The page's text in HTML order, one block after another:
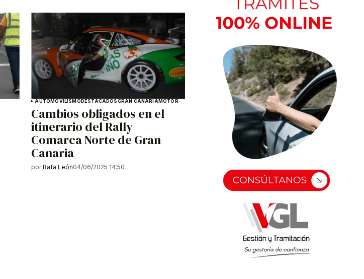
AUTOMOVILISMODESTACADOSGRAN CANARIAMOTOR
Cambios obligados en el
itinerario del Rally
Comarca Norte de Gran
Canaria
por Rafa León04/06/2025 14:50